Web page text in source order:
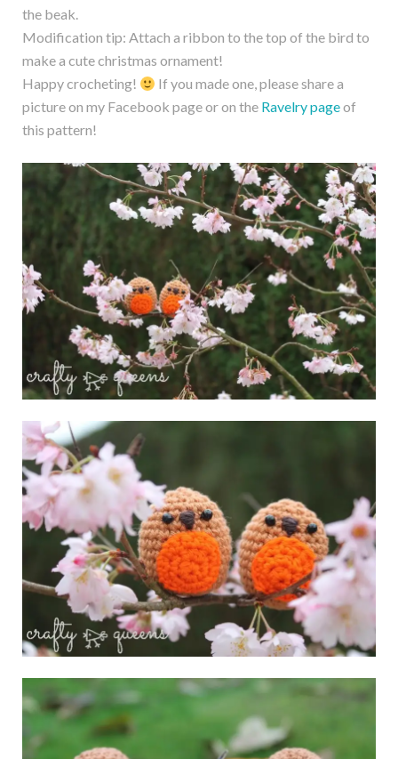
the beak.
Modification tip: Attach a ribbon to the top of the bird to
make a cute christmas ornament!
Happy crocheting!
If you made one, please share a
picture on my Facebook page or on the Ravelry pageof
this pattern!